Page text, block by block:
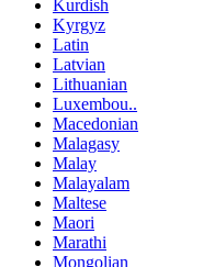
Kurdish
Kyrgyz
Latin
Latvian
Lithuanian
Luxembou..
Macedonian
Malagasy
Malay
Malayalam
Maltese
Maori
Marathi
Mongolian